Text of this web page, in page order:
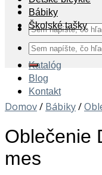
Hľadať:
Katalóg
Blog
Kontakt
Bábiky
Školské tašky
Hľadať:
Domov/ Bábiky/
Oblečenie
mes